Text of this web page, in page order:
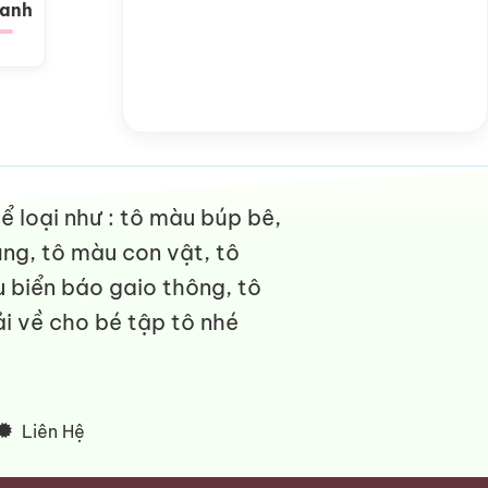
loại như : tô màu búp bê,
tô màu con vật, tô
biển báo gaio thông, tô
về cho bé tập tô nhé
Liên Hệ